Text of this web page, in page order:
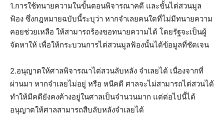
1.การใช้ทนายความในขั้นตอนพิจารณาคดี และขั้นไต่สวนมูล
ฟ้อง ซึ่งกฎหมายฉบับนี้ระบุว่า หากจำเลยคนใดที่ไม่มีทนายความ
คอยช่วยเหลือ ให้สามารถร้องขอทนายความได้ โดยรัฐจะเป็นผู้
จัดหาให้ เพื่อให้กระบวนการไต่สวนมูลฟ้องนั้นได้ข้อมูลที่ชัดเจน
2.อนุญาตให้ศาลพิจารณาไต่สวนลับหลัง จำเลยได้ เนื่องจากที่
ผ่านมา หากจำเลยไม่อยู่ หรือ หนีคดี ศาลจะไม่สามารถไต่สวนได้
ทำให้มีคดียังคงค้างอยู่ในศาลเป็นจำนวนมาก แต่ต่อไปนี้ได้
อนุญาตให้ศาลสามารถสืบลับหลังจำเลยได้